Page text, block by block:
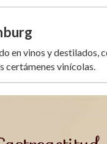
en vinos y destilados,
certámenes vinícolas.